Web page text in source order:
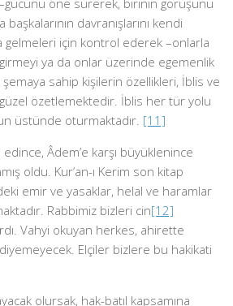
öne sürerek, birinin görüşünü
davranışlarını kendi
gelmeleri için kontrol ederek –onlarla
ya da onlar üzerinde egemenlik
şemaya sahip kişilerin özellikleri, İblis ve
güzel özetlemektedir. İblis her tür yolu
üstünde oturmaktadır. [11]
edince, Âdem’e karşı büyüklenince
oldu. Kur’an-ı Kerim son kitap
emir ve yasaklar, helal ve haramlar
Rabbimiz bizleri cin[12]
Vahyi okuyan herkes, ahirette
Elçiler bizlere bu hakikati
olursak, hak-batıl kapsamına